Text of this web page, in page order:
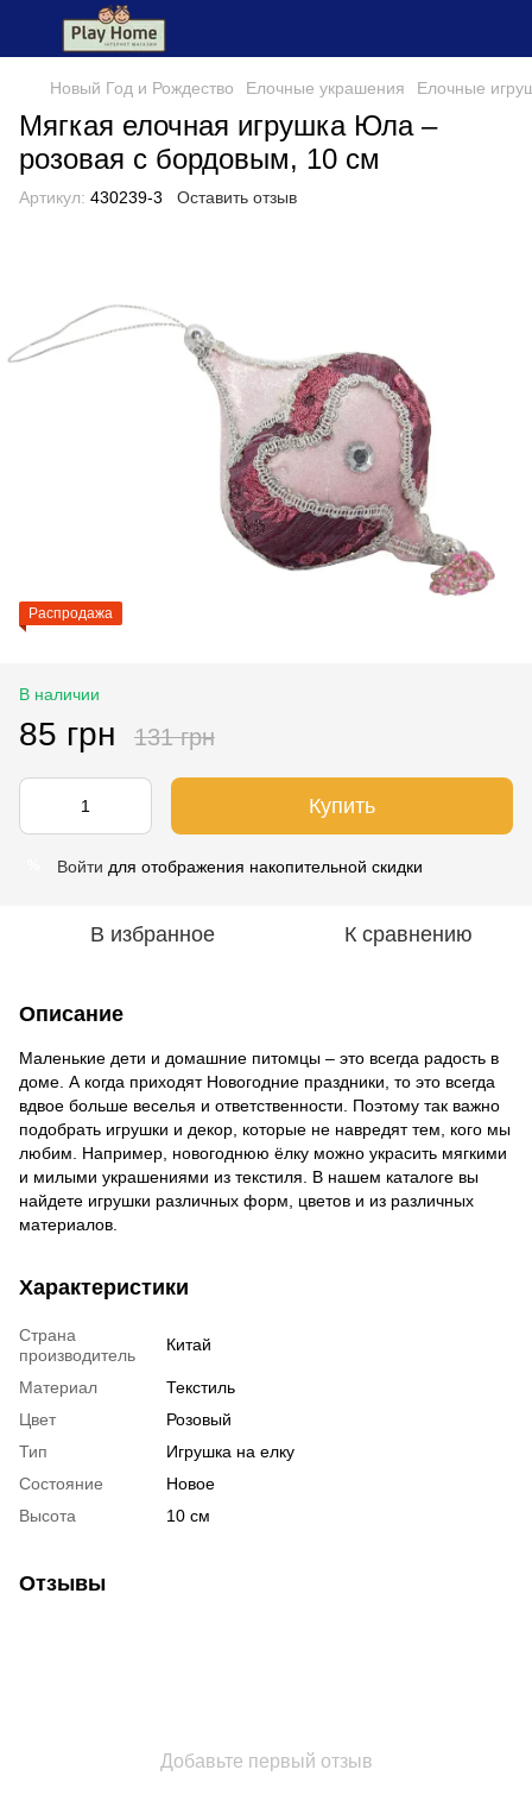
Новый Год и Рождество Елочные украшения Елочные
Мягкая елочная игрушка Юла –
розовая с бордовым, 10 см
Артикул: 430239-3 Оставить отзыв
Распродажа
В наличии
85 грн 131 грн
Купить
Войти для отображения накопительной скидки
В избранное К сравнению
Описание
Маленькие дети и домашние питомцы – это всегда радость в
доме. А когда приходят Новогодние праздники, то это всегда
вдвое больше веселья и ответственности. Поэтому так важно
подобрать игрушки и декор, которые не навредят тем, кого мы
любим. Например, новогоднюю ёлку можно украсить мягкими
и милыми украшениями из текстиля. В нашем каталоге вы
найдете игрушки различных форм, цветов и из различных
материалов.
Характеристики
Страна
производитель
Китай
Материал
Текстиль
Цвет
Розовый
Тип
Игрушка на елку
Состояние
Новое
Высота
10 см
Отзывы
Добавьте первый отзыв